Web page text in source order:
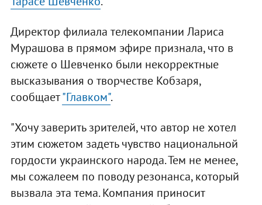
Директор филиала телекомпании Лариса
Мурашова в прямом эфире признала, что в
сюжете о Шевченко были некорректные
высказывания о творчестве Кобзаря,
сообщает"Главком".
"Хочу заверить зрителей, что автор не хотел
этим сюжетом задеть чувство национальной
гордости украинского народа. Тем не менее,
мы сожалеем по поводу резонанса, который
вызвала эта тема. Компания приносит